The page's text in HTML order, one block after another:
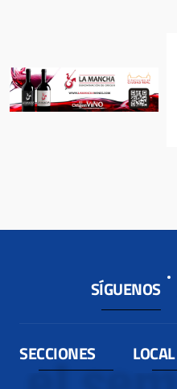
SÍGUENOS
SECCIONES LOCAL